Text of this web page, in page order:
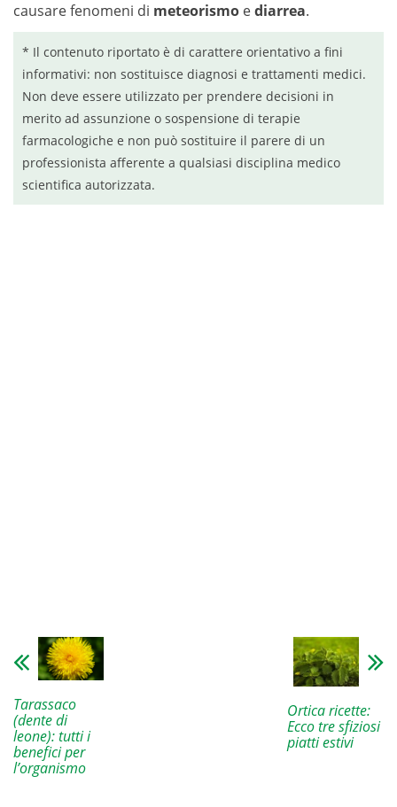
causare fenomeni di meteorismo ediarrea.
* Il contenuto riportato è di carattere orientativo a fini
informativi: non sostituisce diagnosi e trattamenti medici.
Non deve essere utilizzato per prendere decisioni in
merito ad assunzione o sospensione di terapie
farmacologiche e non può sostituire il parere di un
professionista afferente a qualsiasi disciplina medico
scientifica autorizzata.
Tarassaco
(dente di
leone): tutti i
benefici per
l’organismo
Ortica ricette:
Ecco tre sfiziosi
piatti estivi